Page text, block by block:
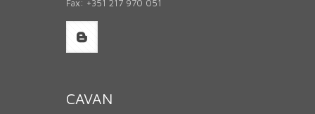
Fax: +351 217 970 051
CAVAN